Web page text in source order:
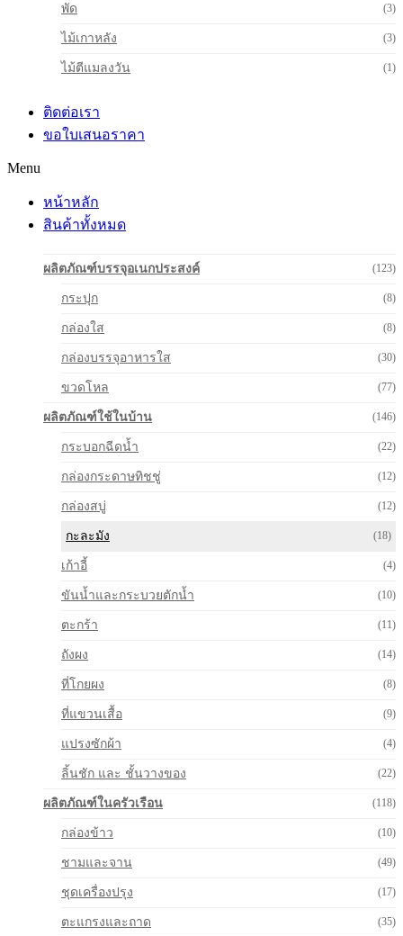
พัด (3)
ไม้เกาหลัง (3)
ไม้ตีแมลงวัน (1)
ติดต่อเรา
ขอใบเสนอราคา
Menu
หน้าหลัก
สินค้าทั้งหมด
ผลิตภัณฑ์บรรจุอเนกประสงค์ (123)
กระปุก (8)
กล่องใส (8)
กล่องบรรจุอาหารใส (30)
ขวดโหล (77)
ผลิตภัณฑ์ใช้ในบ้าน (146)
กระบอกฉีดน้ำ (22)
กล่องกระดาษทิชชู่ (12)
กล่องสบู่ (12)
กะละมัง (18)
เก้าอี้ (4)
ขันน้ำและกระบวยตักน้ำ (10)
ตะกร้า (11)
ถังผง (14)
ที่โกยผง (8)
ที่แขวนเสื้อ (9)
แปรงซักผ้า (4)
ลิ้นชัก และ ชั้นวางของ (22)
ผลิตภัณฑ์ในครัวเรือน (118)
กล่องข้าว (10)
ชามและจาน (49)
ชุดเครื่องปรุง (17)
ตะแกรงและถาด (35)